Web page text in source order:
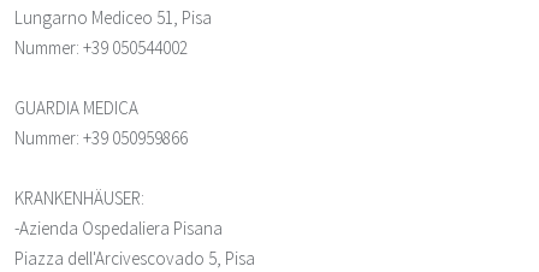
Lungarno Mediceo 51, Pisa
Nummer: +39 050544002
GUARDIA MEDICA
Nummer: +39 050959866
KRANKENHÄUSER:
-Azienda Ospedaliera Pisana
Piazza dell'Arcivescovado 5, Pisa